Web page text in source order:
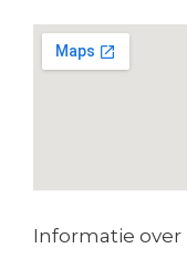
Informatie